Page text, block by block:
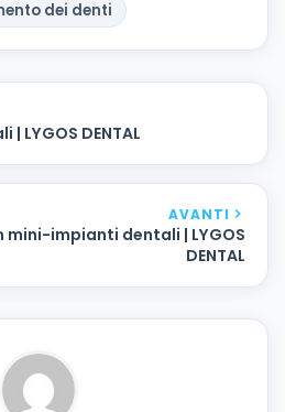
dei denti
LYGOS DENTAL
AVANTI
impianti dentali | LYGOS
DENTAL